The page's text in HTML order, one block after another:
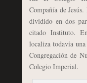
Compañía de
dividido en dos
citado Instituto.
localiza todavía
Congregación de
Colegio Imperial.